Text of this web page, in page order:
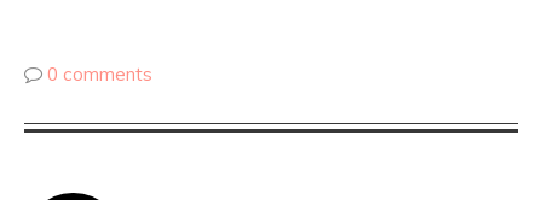
0 comments